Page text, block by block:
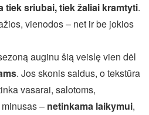
tiek sriubai, tiek žaliai kramtyti.
vienodos – net ir be jokios
auginu šią veislę vien dėl
. Jos skonis saldus, o tekstūra
vasarai, salotoms,
– netinkama laikymui,